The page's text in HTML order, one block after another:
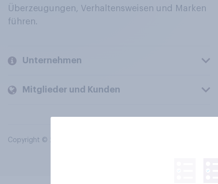
Überzeugungen, Verhaltensweisen und Marken
führen.
Unternehmen
Mitglieder und Kunden
Copyright © 2026 YouGov PLC. Alle Rechte vorbehalten.